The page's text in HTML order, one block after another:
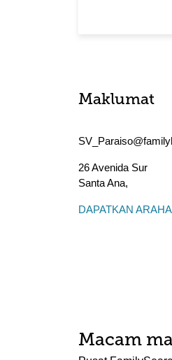
Maklumat
26 Avenida Sur
Santa Ana,
DAPATKAN
Macam